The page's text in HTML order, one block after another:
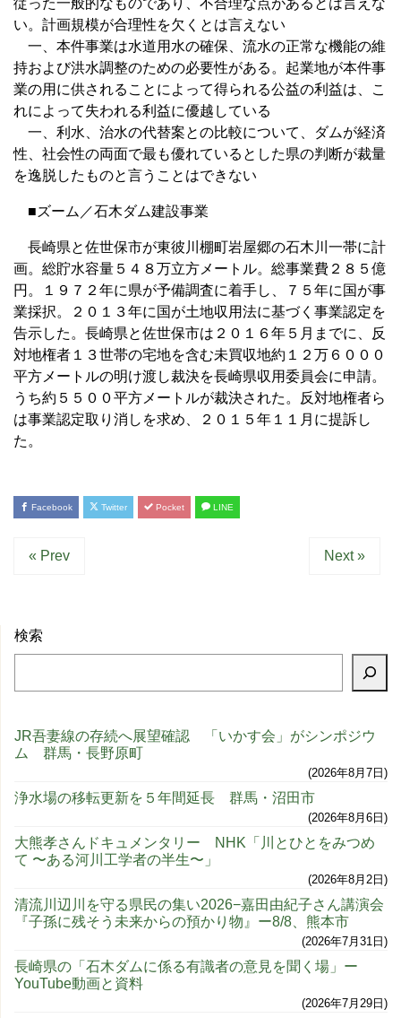
い。計画規模が合理性を欠くとは言えない
一、本件事業は水道用水の確保、流水の正常な機能の維
持および洪水調整のための必要性がある。起業地が本件事
業の用に供されることによって得られる公益の利益は、こ
れによって失われる利益に優越している
一、利水、治水の代替案との比較について、ダムが経済
性、社会性の両面で最も優れているとした県の判断が裁量
を逸脱したものと言うことはできない
■ズーム／石木ダム建設事業
長崎県と佐世保市が東彼川棚町岩屋郷の石木川一帯に計
画。総貯水容量５４８万立方メートル。総事業費２８５億
円。１９７２年に県が予備調査に着手し、７５年に国が事
業採択。２０１３年に国が土地収用法に基づく事業認定を
告示した。長崎県と佐世保市は２０１６年５月までに、反
対地権者１３世帯の宅地を含む未買収地約１２万６０００
平方メートルの明け渡し裁決を長崎県収用委員会に申請。
うち約５５００平方メートルが裁決された。反対地権者ら
は事業認定取り消しを求め、２０１５年１１月に提訴し
た。
Facebook Twitter Pocket LINE
« Prev Next »
検索
JR吾妻線の存続へ展望確認 「いかす会」がシンポジウ
ム 群馬・長野原町
2026年8月7日
浄水場の移転更新を５年間延長 群馬・沼田市
2026年8月6日
大熊孝さんドキュメンタリー NHK「川とひとをみつめ
て 〜ある河川工学者の半生〜」
2026年8月2日
清流川辺川を守る県民の集い2026−嘉田由紀子さん講演会
『子孫に残そう未来からの預かり物』ー8/8、熊本市
2026年7月31日
長崎県の「石木ダムに係る有識者の意見を聞く場」ー
YouTube動画と資料
2026年7月29日